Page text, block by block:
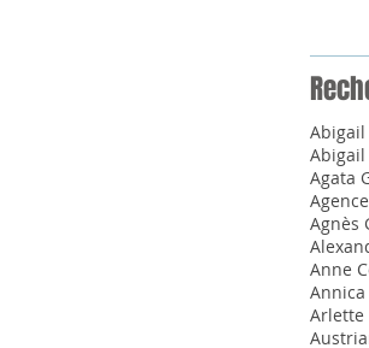
Abigail
Abigail
Agata
Agnès
Anne
Annica
Arlette